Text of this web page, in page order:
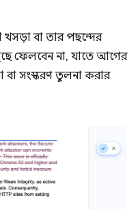
খসড়া বা তার পছন্দের
ফেলবেন না, যাতে আগের
বা সংস্করণ তুলনা করার